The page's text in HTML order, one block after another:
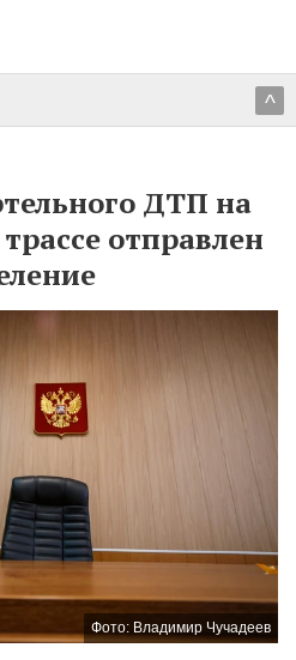
^
ДТП на
отправлен
Фото: Владимир Чучадеев